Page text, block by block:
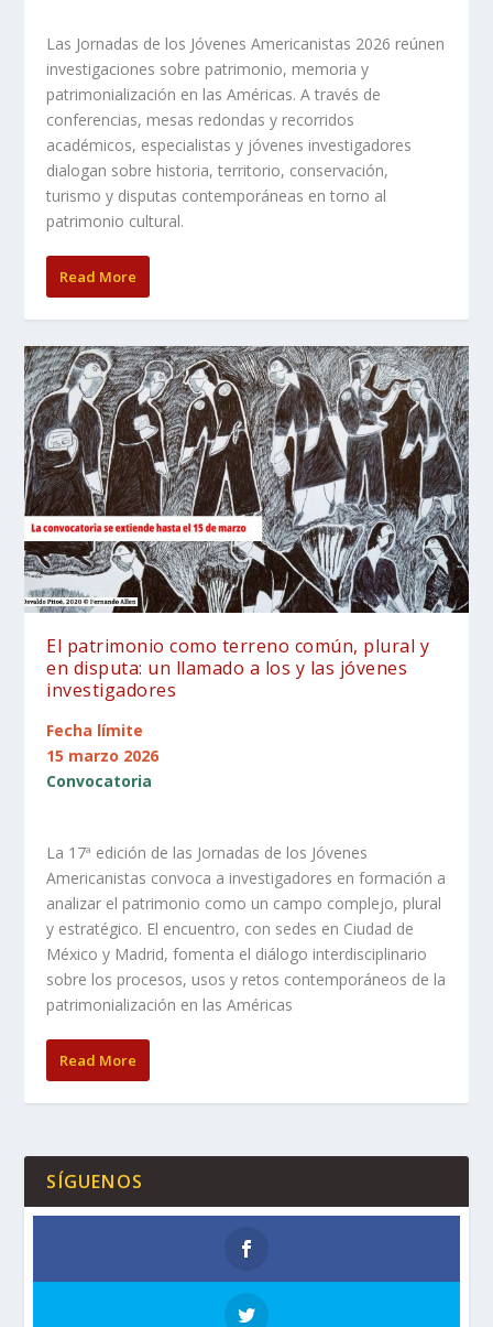
Las Jornadas de los Jóvenes Americanistas 2026 reúnen
investigaciones sobre patrimonio, memoria y
patrimonialización en las Américas. A través de
conferencias, mesas redondas y recorridos
académicos, especialistas y jóvenes investigadores
dialogan sobre historia, territorio, conservación,
turismo y disputas contemporáneas en torno al
patrimonio cultural.
Read More
El patrimonio como terreno común, plural y
en disputa: un llamado a los y las jóvenes
investigadores
Fecha límite
15 marzo 2026
Convocatoria
La 17ª edición de las Jornadas de los Jóvenes
Americanistas convoca a investigadores en formación a
analizar el patrimonio como un campo complejo, plural
y estratégico. El encuentro, con sedes en Ciudad de
México y Madrid, fomenta el diálogo interdisciplinario
sobre los procesos, usos y retos contemporáneos de la
patrimonialización en las Américas
Read More
SÍGUENOS